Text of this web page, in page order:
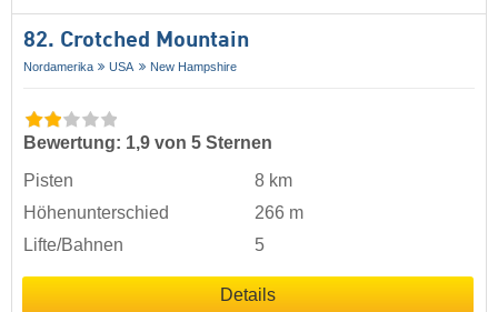
82. Crotched Mountain
Nordamerika USA New Hampshire
Bewertung: 1,9 von 5 Sternen
Pisten
8 km
Höhenunterschied
266 m
Lifte/Bahnen
5
Details